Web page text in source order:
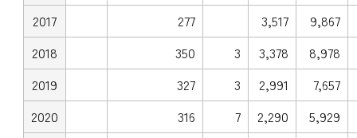
2017
277 3,517
9,867
2018
350 3 3,378
8,978
2019
327 3 2,991
7,657
2020
316 7 2,290
5,929